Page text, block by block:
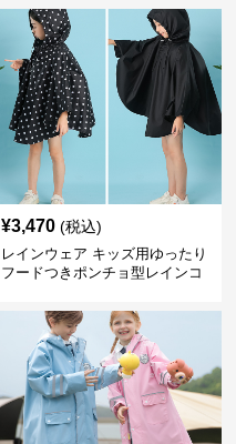
¥3,470 (税込)
レインウェア キッズ用ゆったり
フードつきポンチョ型レインコ